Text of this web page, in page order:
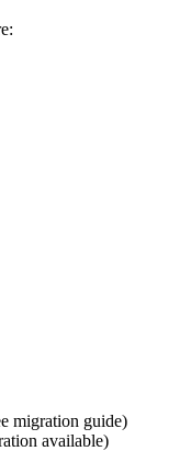
migration guide)
available)